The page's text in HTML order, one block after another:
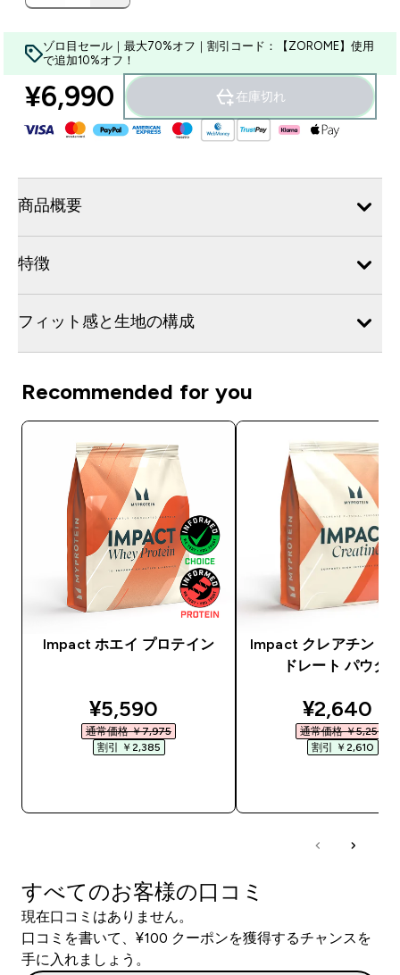
ゾロ目セール｜最大70%オフ｜割引コード：【ZOROME】使用
で追加10%オフ！
¥6,990‎ 在庫切れ
商品概要
特徴
フィット感と生地の構成
Recommended for you
Impact ホエイ プロテイン
discounted price
¥5,590‎
通常価格 ￥7,975‎
割引 ￥2,385‎
Impact クレアチン モ
ドレート パウダ
¥2,640‎
通常価格 ￥5,250‎
割引 ￥2,610‎
すべてのお客様の口コミ
現在口コミはありません。
口コミを書いて、¥100 クーポンを獲得するチャンスを
手に入れましょう。